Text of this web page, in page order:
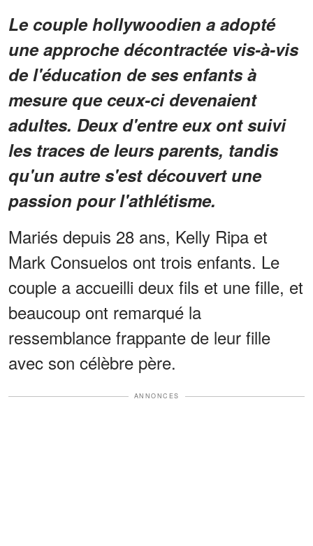
Le couple hollywoodien a adopté
une approche décontractée vis-à-vis
de l'éducation de ses enfants à
mesure que ceux-ci devenaient
adultes. Deux d'entre eux ont suivi
les traces de leurs parents, tandis
qu'un autre s'est découvert une
passion pour l'athlétisme.
Mariés depuis 28 ans, Kelly Ripa et
Mark Consuelos ont trois enfants. Le
couple a accueilli deux fils et une fille, et
beaucoup ont remarqué la
ressemblance frappante de leur fille
avec son célèbre père.
ANNONCES